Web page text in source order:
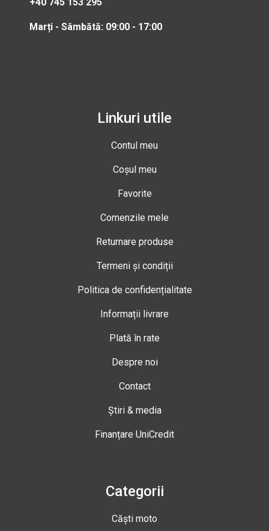
Marți - Sâmbătă: 09:00 - 17:00
Linkuri utile
Contul meu
Coșul meu
Favorite
Comenzile mele
Returnare produse
Termeni și condiții
Politica de confidențialitate
Informații livrare
Plată în rate
Despre noi
Contact
Știri & media
Finanțare UniCredit
Categorii
Căști moto